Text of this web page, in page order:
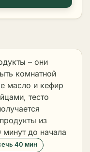
– они
комнатной
масло и кефир
тесто
из
до начала
40 мин